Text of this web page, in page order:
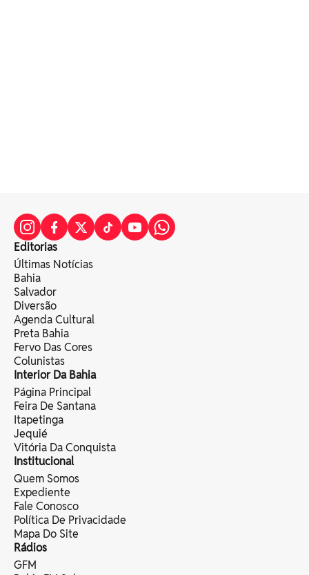
Editorias
Últimas Notícias
Bahia
Salvador
Diversão
Agenda Cultural
Preta Bahia
Fervo Das Cores
Colunistas
Interior Da Bahia
Página Principal
Feira De Santana
Itapetinga
Jequié
Vitória Da Conquista
Institucional
Quem Somos
Expediente
Fale Conosco
Política De Privacidade
Mapa Do Site
Rádios
GFM